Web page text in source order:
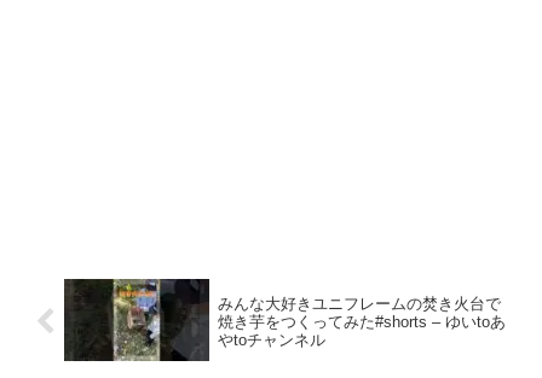
みんな大好きユニフレームの焚き火台で
焼き芋をつくってみた#shorts – ゆいtoあ
やtoチャンネル